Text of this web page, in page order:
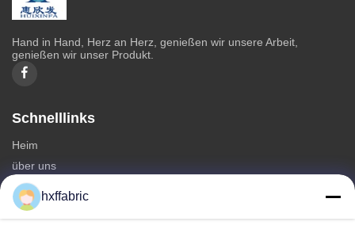
Hand in Hand, Herz an Herz, genießen wir unsere Arbeit,
genießen wir unser Produkt.
Schnelllinks
Heim
über uns
produits
Kontaktieren Sie uns
hxffabric